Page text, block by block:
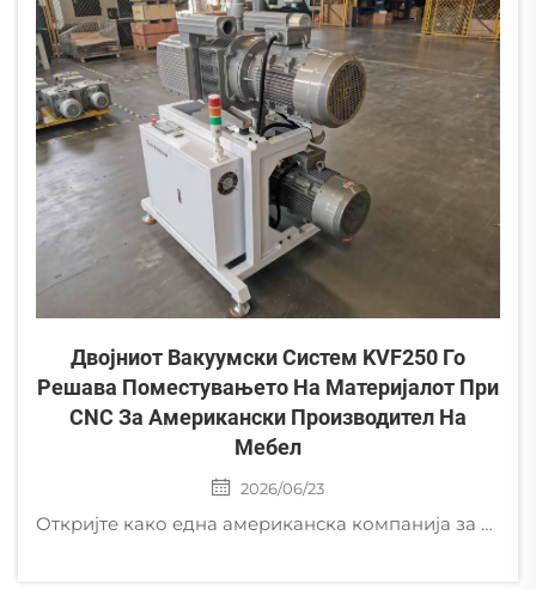
Двојниот Вакуумски Систем KVF250 Го
Решава Поместувањето На Материјалот При
CNC За Американски Производител На
Мебел
2026/06/23
Откријте како една американска компанија за изработка на посебно порачани мебели елиминирала поместувањето на материјалот кај CNC машините и го намалила отпадот на нула со употреба на двојниот вакуумски систем KVF250 од Golden Bridge.